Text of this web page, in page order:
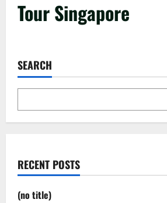
Tour Singapore
SEARCH
RECENT POSTS
(no title)